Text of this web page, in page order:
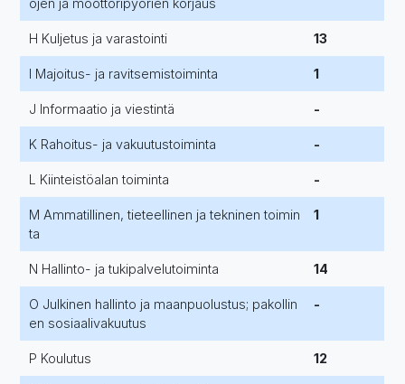
H Kuljetus ja varastointi 13
I Majoitus- ja ravitsemistoiminta 1
J Informaatio ja viestintä -
K Rahoitus- ja vakuutustoiminta -
L Kiinteistöalan toiminta -
M Ammatillinen, tieteellinen ja tekninen toimin
ta
1
N Hallinto- ja tukipalvelutoiminta 14
O Julkinen hallinto ja maanpuolustus; pakollin
en sosiaalivakuutus
-
P Koulutus 12